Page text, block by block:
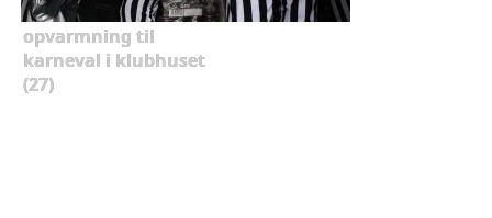
opvarmning til
karneval i klubhuset
(27)